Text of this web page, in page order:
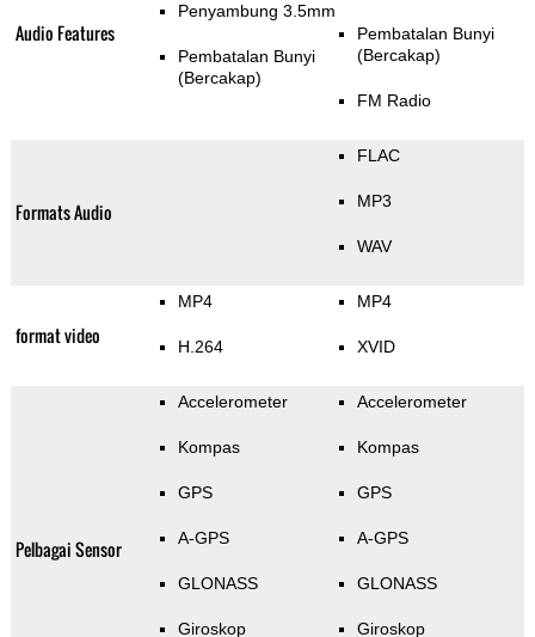
Audio Features
Penyambung 3.5mm
Pembatalan Bunyi
(Bercakap)
Pembatalan Bunyi
(Bercakap)
FM Radio
Formats Audio
FLAC
MP3
WAV
format video
MP4
H.264
MP4
XVID
Pelbagai Sensor
Accelerometer
Kompas
GPS
A-GPS
GLONASS
Giroskop
Accelerometer
Kompas
GPS
A-GPS
GLONASS
Giroskop